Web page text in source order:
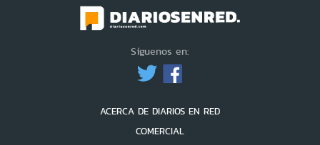
Síguenos en:
ACERCA DE DIARIOS EN RED
COMERCIAL